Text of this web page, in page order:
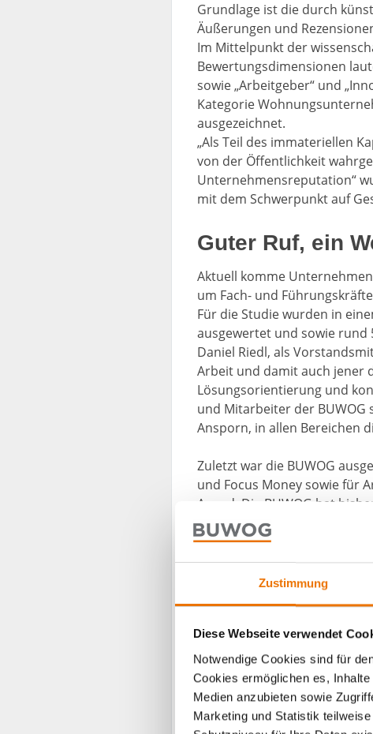
Zustimmung
Diese Webseite verwendet
Notwendige Cookies sind für
Cookies ermöglichen es,
Medien anzubieten sowie
Marketing und Statistik
Grundlage ist die durch
Äußerungen und
Im Mittelpunkt der
Bewertungsdimensionen
sowie „Arbeitgeber“ und
Kategorie
ausgezeichnet.
„Als Teil des immateriellen
von der Öffentlichkeit
Unternehmensreputation“
mit dem Schwerpunkt auf
Guter Ruf, ein
Aktuell komme
um Fach- und
Für die Studie wurden in
ausgewertet und sowie rund
Daniel Riedl, als
Arbeit und damit auch jener
Lösungsorientierung und
und Mitarbeiter der BUWOG
Ansporn, in allen Bereichen
Zuletzt war die BUWOG
und Focus Money sowie für
Award. Die BUWOG hat
Wohnungen in Bau und in
Hintergründe zur Methodik,
Berichtsband HÖCHSTES
Verbraucherzufriedenheit.
„Wir freuen